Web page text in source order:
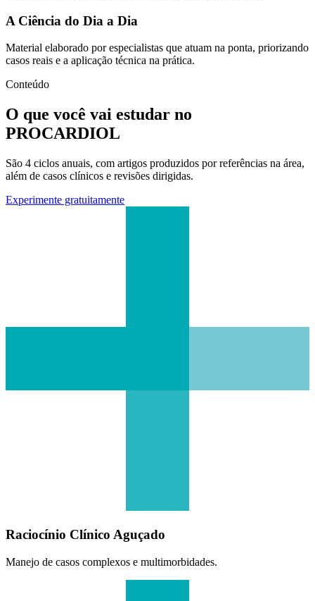
A Ciência do Dia a Dia
Material elaborado por especialistas que atuam na ponta, priorizando
casos reais e a aplicação técnica na prática.
Conteúdo
O que você vai estudar no
PROCARDIOL
São 4 ciclos anuais, com artigos produzidos por referências na área,
além de casos clínicos e revisões dirigidas.
Experimente gratuitamente
Raciocínio Clínico Aguçado
Manejo de casos complexos e multimorbidades.